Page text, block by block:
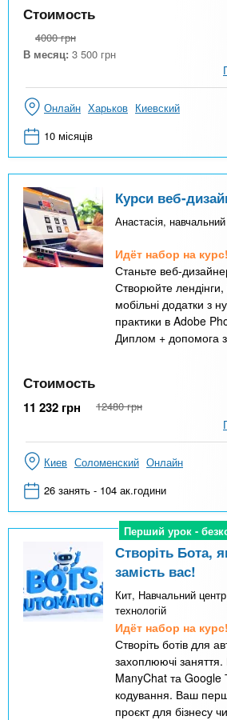
Стоимость
4000 грн
В месяц: 3 500 грн
Онлайн Харьков Киевский
10 місяців
Курси веб-
Анастасія,
Идёт набор на курс!
Станьте веб-
Створюйте лендінги,
мобільні додатки з
практики в Adobe
Диплом + допомога
Стоимость
11 232 грн 12480 грн
Киев Соломенский Онлайн
26 занять - 104 ак.години
Перший урок -
Перший урок -
Створіть Бота,
замість вас!
Кит, Навчальний
технологій
Идёт набор на курс!
Створіть ботів для
захоплюючі заняття.
ManyChat та Google
кодування. Ваш
проєкт для бізнесу